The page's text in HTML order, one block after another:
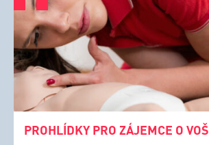
PROHLÍDKY PRO ZÁJEMCE O VOŠ